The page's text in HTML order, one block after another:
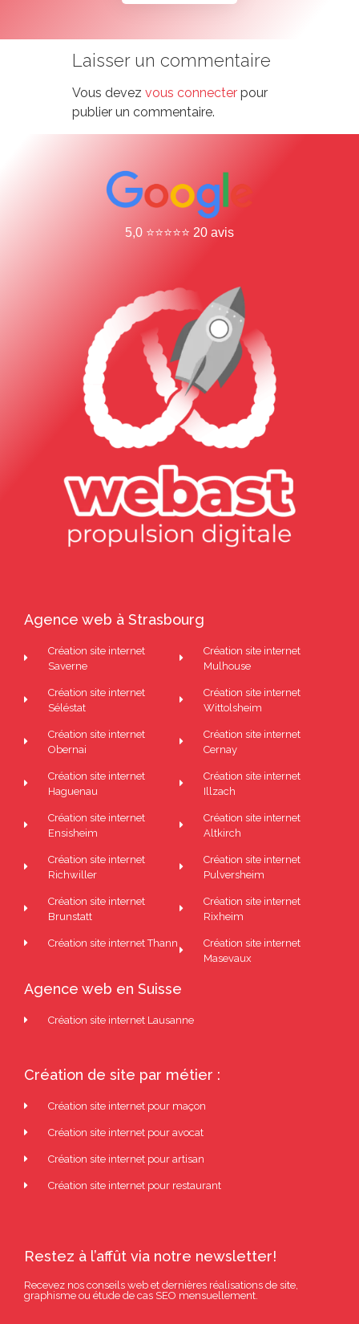
Laisser un commentaire
Vous devez vous connecterpour
publier un commentaire.
5,0 ⭐⭐⭐⭐⭐ 20 avis
Agence web à Strasbourg
Création site internet
Saverne
Création site internet
Séléstat
Création site internet
Obernai
Création site internet
Haguenau
Création site internet
Ensisheim
Création site internet
Richwiller
Création site internet
Brunstatt
Création site internet Thann
Création site internet
Mulhouse
Création site internet
Wittolsheim
Création site internet
Cernay
Création site internet
Illzach
Création site internet
Altkirch
Création site internet
Pulversheim
Création site internet
Rixheim
Création site internet
Masevaux
Agence web en Suisse
Création site internet Lausanne
Création de site par métier :
Création site internet pour maçon
Création site internet pour avocat
Création site internet pour artisan
Création site internet pour restaurant
Restez à l’affût via notre newsletter!
Recevez nos conseils web et dernières réalisations de site,
graphisme ou étude de cas SEO mensuellement.